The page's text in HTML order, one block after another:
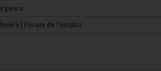
| Forum de l’emploi